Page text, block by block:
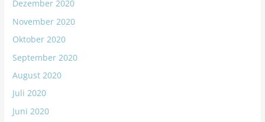
Dezember 2020
November 2020
Oktober 2020
September 2020
August 2020
Juli 2020
Juni 2020